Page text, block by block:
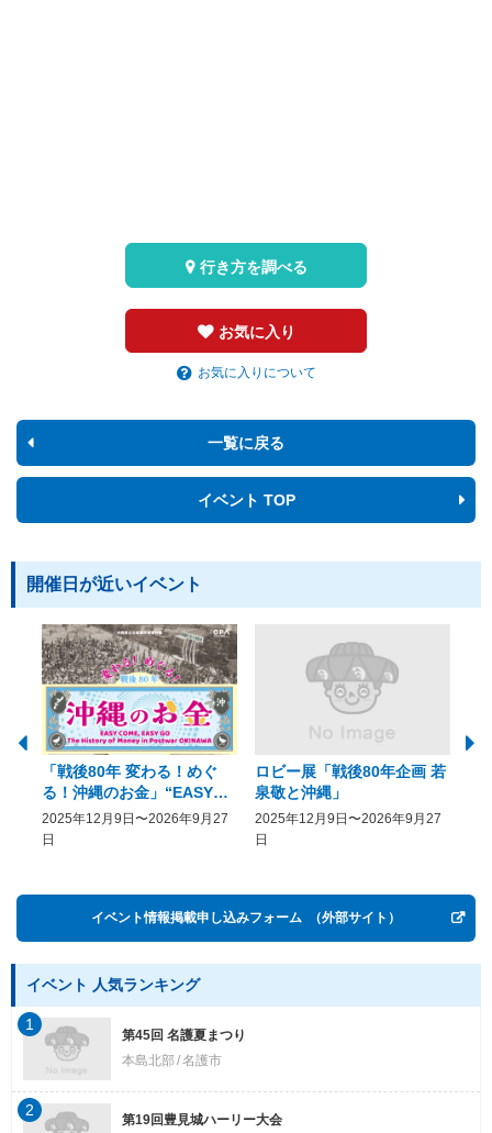
お気に入り
お気に入りについて
行き方を調べる
一覧に戻る
イベント TOP
開催日が近いイベント
「戦後80年 変わる！めぐ
る！沖縄のお金」“EASY
COME, EASY GO － The
History of Money in
2025年12月9日〜2026年9月27
日
ロビー展「戦後80年企画 若
泉敬と沖縄」
2025年12月9日〜2026年9月27
日
イベント情報掲載申し込みフォーム （外部サイト）
イベント 人気ランキング
第45回 名護夏まつり
本島北部 名護市
1
第19回豊見城ハーリー大会
2